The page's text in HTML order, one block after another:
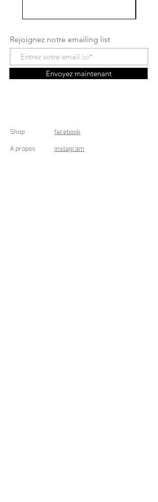
Rejoignez notre emailing list
Envoyez maintenant
Shop
A propos
facebook
instagram